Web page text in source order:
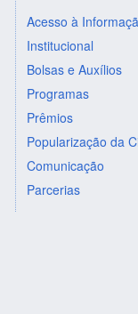
Acesso à
Institucional
Bolsas e Auxílios
Programas
Prêmios
Popularização da
Comunicação
Parcerias